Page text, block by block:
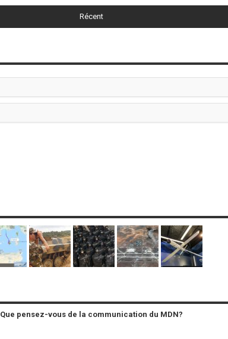
Récent
Que pensez-vous de la communication du MDN?